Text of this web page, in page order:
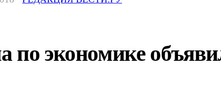
по экономике